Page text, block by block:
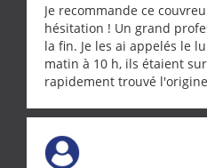
Je recommande ce
hésitation ! Un grand
la fin. Je les ai appelés le
matin à 10 h, ils étaient
rapidement trouvé
Une équipe sérieuse,
vraiment rassurant de
artisans aussi